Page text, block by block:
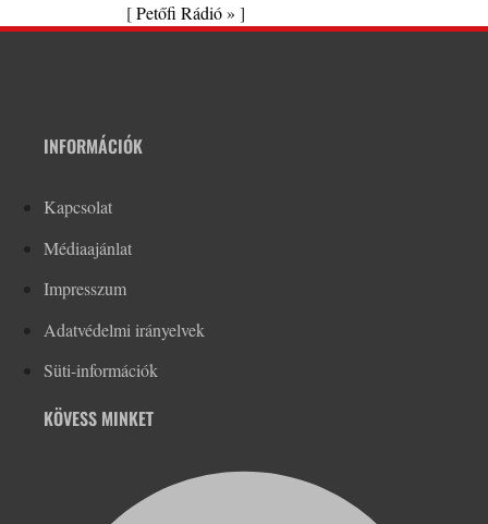
[Petőfi Rádió » ]
INFORMÁCIÓK
Kapcsolat
Médiaajánlat
Impresszum
Adatvédelmi irányelvek
Süti-információk
KÖVESS MINKET